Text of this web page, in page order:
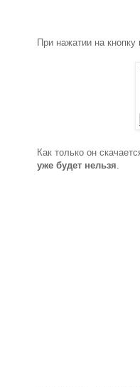
При нажатии на
Как только он
уже будет нельзя.